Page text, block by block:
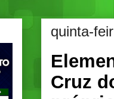
quinta-
Cruz